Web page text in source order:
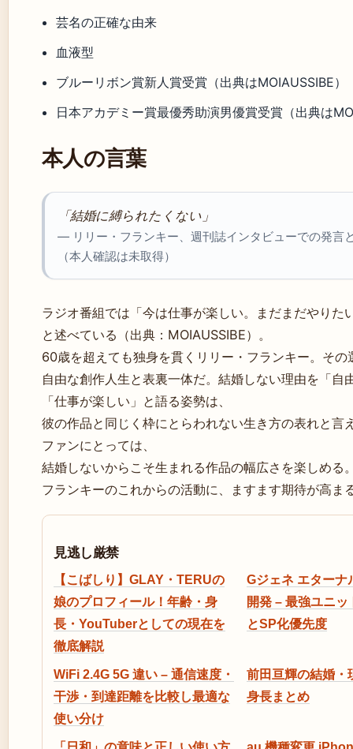
芸名の正確な由来
血液型
ブルーリボン賞新人賞受賞（出典はMOIAUSSIBE）
日本アカデミー賞最優秀助演男優賞受賞（出典は
本人の言葉
「結婚に縛られたくない」
— リリー・フランキー、週刊誌インタビューでの発言
（本人確認は未取得）
ラジオ番組では「今は仕事が楽しい。まだまだやりた
と述べている（出典：MOIAUSSIBE）。
60歳を超えても独身を貫くリリー・フランキー。その
自由な創作人生と表裏一体だ。結婚しない理由を「自
「仕事が楽しい」と語る姿勢は、
彼の作品と同じく枠にとらわれない生き方の表れと言
ファンにとっては、
結婚しないからこそ生まれる作品の幅広さを楽しめる
フランキーのこれからの活動に、ますます期待が高ま
見逃し厳禁
【こばしり】GLAY・TERUの
娘のプロフィール！年齢・身
長・YouTuberとしての現在を
徹底解説
Gジェネ エターナ
開発 – 最強ユニッ
とSP化優先度
WiFi 2.4G 5G 違い – 通信速度・
干渉・到達距離を比較し最適な
使い分け
前田亘輝の結婚・
身長まとめ